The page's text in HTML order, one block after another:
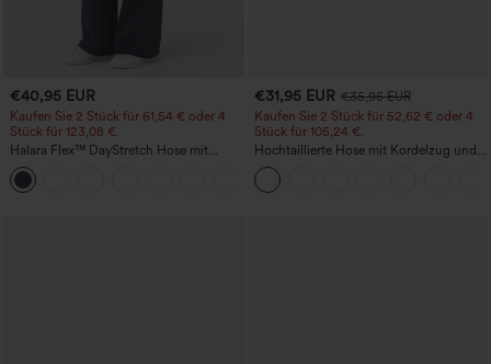
€40,95 EUR
Kaufen Sie 2 Stück für 61,54 € oder 4
Stück für 123,08 €.
Halara Flex™ DayStretch Hose mit
mittlerer Bundhöhe, seitlicher
Reißverschlusstasche und
Work‑Flare‑Schnitt
€31,95 EUR €35,95 EUR
Kaufen Sie 2 Stück für 52,62 € oder 4
Stück für 105,24 €.
Hochtaillierte Hose mit Kordelzug und
Taschen, weitem Bein, lässig und locker
in Leinenoptik